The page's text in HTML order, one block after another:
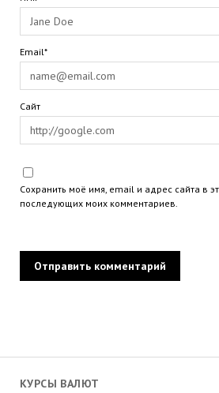
КУРСЫ ВАЛЮТ
Email*
Сайт
Сохранить моё имя, email и адрес сайта в
последующих моих комментариев.